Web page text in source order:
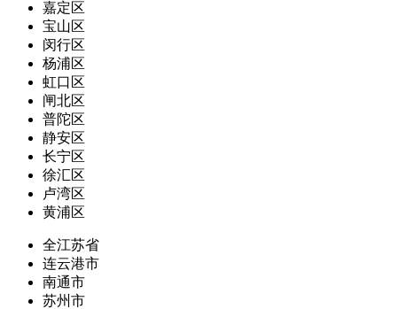
嘉定区
宝山区
闵行区
杨浦区
虹口区
闸北区
普陀区
静安区
长宁区
徐汇区
卢湾区
黄浦区
全江苏省
连云港市
南通市
苏州市